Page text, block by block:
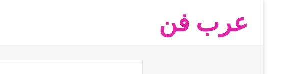
عرب فن